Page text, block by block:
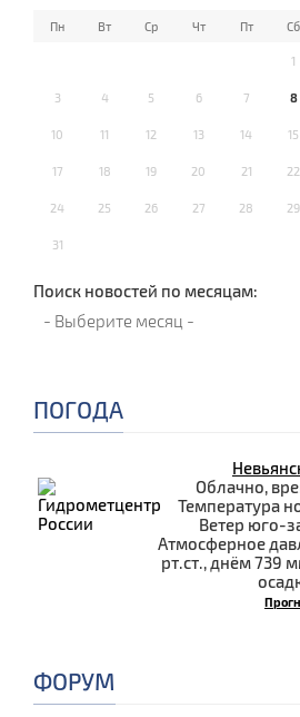
Пн Вт Ср Чт Пт Сб
1
3 4 5 6 7 8
10 11 12 13 14 15
17 18 19 20 21 22
24 25 26 27 28 29
31
Поиск новостей по месяцам:
ПОГОДА
Облачно,
Температура
Ветер юго-
Атмосферное
рт.ст., днём 739
ФОРУМ